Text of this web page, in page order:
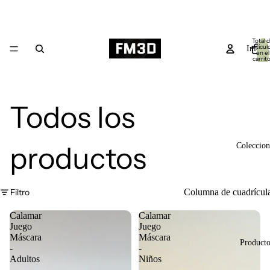
Inicio
Total
en el
0
Todos los
productos
Filtro Columna de
Calamar
Juego
Máscara
-
Adultos
Calamar
Juego
Máscara
-
Niños